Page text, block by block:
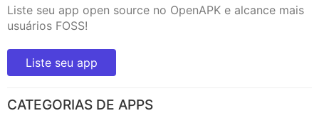
Liste seu app open source no OpenAPK e alcance mais
usuários FOSS!
Liste seu app
CATEGORIAS DE APPS